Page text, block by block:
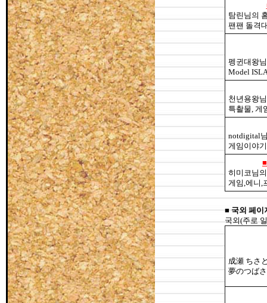
탐린님의
팬팬 돌격
펭귄대왕
Model
천년용왕
특촬물, 게
notdigital
게임이야
히미코님
게임,에니,
■ 국외 페이
국외(주로
成瀬 ちさ
夢のつば